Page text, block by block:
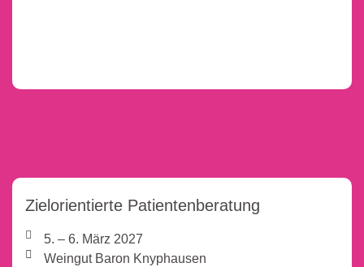
Zielorientierte Patientenberatung
5. – 6. März 2027
Weingut Baron Knyphausen